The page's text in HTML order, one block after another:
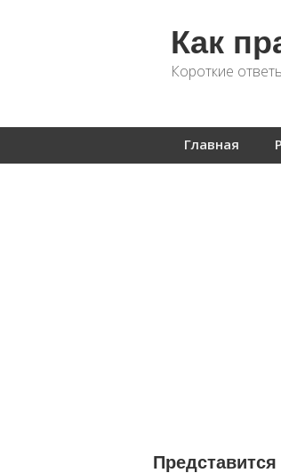
Как
Короткие
Главная